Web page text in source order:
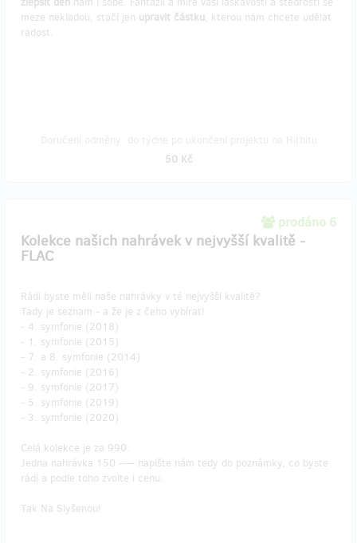
meze nekladou, stačí jen upravit částku, kterou nám chcete udělat
radost.
50 Kč
prodáno 6
Kolekce našich nahrávek v nejvyšší kvalitě -
FLAC
Rádi byste měli naše nahrávky v té nejvyšší kvalitě?
Tady je seznam - a že je z čeho vybírat!
- 4. symfonie (2018)
- 1. symfonie (2015)
- 7. a 8. symfonie (2014)
- 2. symfonie (2016)
- 9. symfonie (2017)
- 5. symfonie (2019)
- 3. symfonie (2020)
Celá kolekce je za 990.
Jedna nahrávka 150 ---- napište nám tedy do poznámky, co byste
rádi a podle toho zvolte i cenu.
Tak Na Slyšenou!